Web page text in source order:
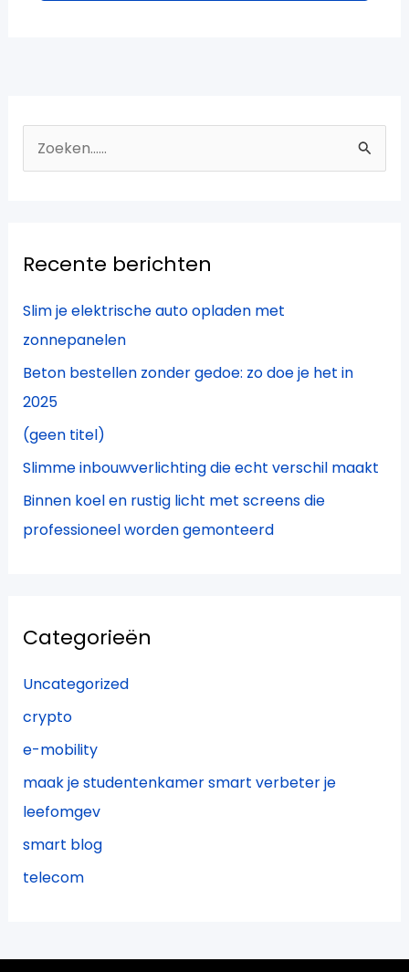
n
:
Recente berichten
Slim je elektrische auto opladen met
zonnepanelen
Beton bestellen zonder gedoe: zo doe je het in
2025
(geen titel)
Slimme inbouwverlichting die echt verschil maakt
Binnen koel en rustig licht met screens die
professioneel worden gemonteerd
Categorieën
Uncategorized
crypto
e-mobility
maak je studentenkamer smart verbeter je
leefomgev
smart blog
telecom